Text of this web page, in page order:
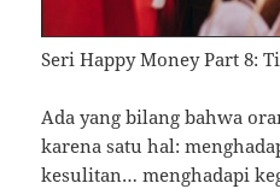
Seri Happy Money Part 8:
Ada yang bilang bahwa
karena satu hal:
kesulitan… menghadapi